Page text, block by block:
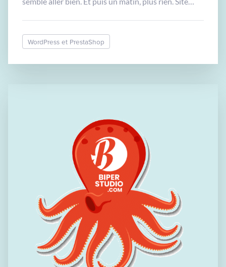
redirige vers un site de phishing. Sans maintenance
statistiquement prévisible. WordPress alimente 43
[…]
WordPress et PrestaShop